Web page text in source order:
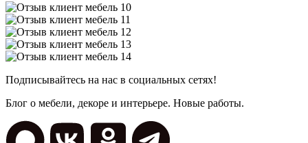
Подписывайтесь на нас в социальных сетях!
Блог о мебели, декоре и интерьере. Новые работы.